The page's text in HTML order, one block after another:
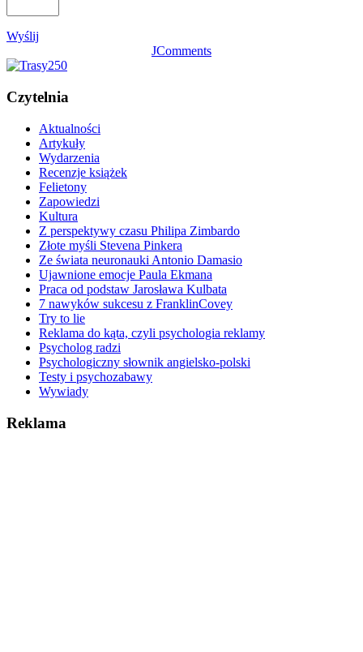
Wyślij
JComments
Czytelnia
Aktualności
Artykuły
Wydarzenia
Recenzje książek
Felietony
Zapowiedzi
Kultura
Z perspektywy czasu Philipa Zimbardo
Złote myśli Stevena Pinkera
Ze świata neuronauki Antonio Damasio
Ujawnione emocje Paula Ekmana
Praca od podstaw Jarosława Kulbata
7 nawyków sukcesu z FranklinCovey
Try to lie
Reklama do kąta, czyli psychologia reklamy
Psycholog radzi
Psychologiczny słownik angielsko-polski
Testy i psychozabawy
Wywiady
Reklama